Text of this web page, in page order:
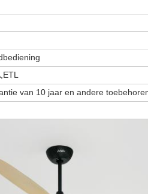
van 10 jaar en andere